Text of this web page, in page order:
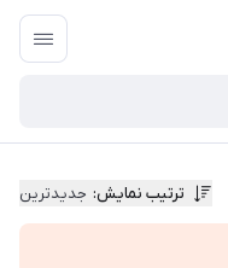
ترتیب نمایش: جدیدترین